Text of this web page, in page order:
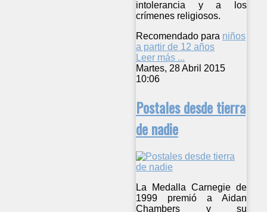
intolerancia y a los
crímenes religiosos.
Recomendado para niños
a partir de 12 años
Leer más ...
Martes, 28 Abril 2015
10:06
Postales desde tierra
de nadie
La Medalla Carnegie de
1999 premió a Aidan
Chambers y su